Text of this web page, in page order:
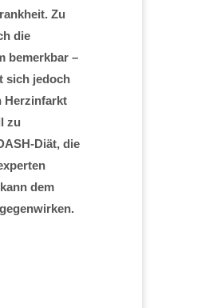
Zu
die
bemerkbar –
sich jedoch
Herzinfarkt
zu
Diät, die
dem